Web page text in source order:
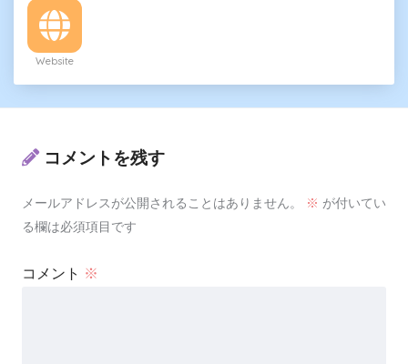
Website
コメントを残す
メールアドレスが公開されることはありません。 ※ が付いてい
る欄は必須項目です
コメント ※